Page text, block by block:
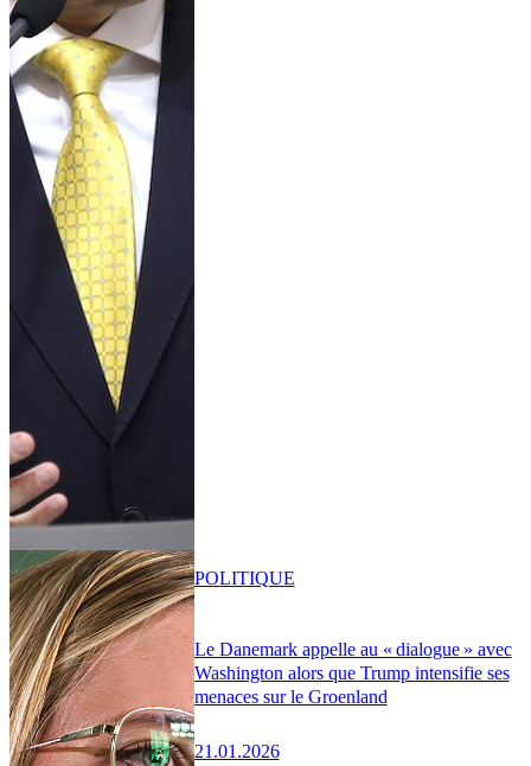
Le Danemark appelle au « dialogue » avec
Washington alors que Trump intensifie ses
menaces sur le Groenland
21.01.2026
POLITIQUE